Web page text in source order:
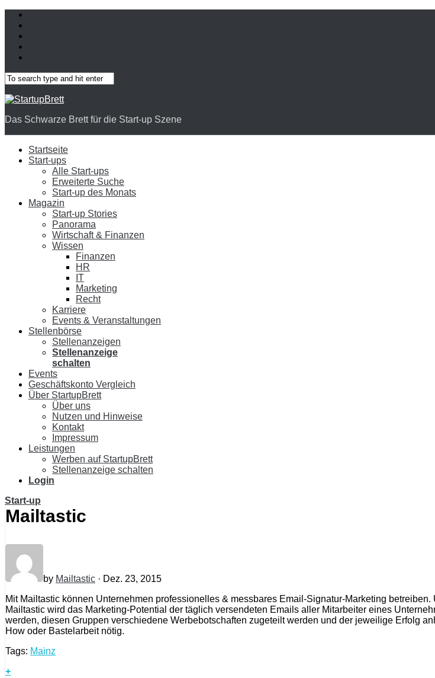
Das Schwarze Brett für die Start-up Szene
Startseite
Start-ups
Alle Start-ups
Erweiterte Suche
Start-up des Monats
Magazin
Start-up Stories
Panorama
Wirtschaft & Finanzen
Wissen
Finanzen
HR
IT
Marketing
Recht
Karriere
Events & Veranstaltungen
Stellenbörse
Stellenanzeigen
Stellenanzeige
schalten
Events
Geschäftskonto Vergleich
Über StartupBrett
Über uns
Nutzen und Hinweise
Kontakt
Impressum
Leistungen
Werben auf StartupBrett
Stellenanzeige schalten
Login
Start-up
Mailtastic
by Mailtastic · Dez. 23, 2015
Mit Mailtastic können Unternehmen professionelles & messbares Email-Signatur-Marketing
Mailtastic wird das Marketing-Potential der täglich versendeten Emails aller Mitarbeiter eines
werden, diesen Gruppen verschiedene Werbebotschaften zugeteilt werden und der jeweilige Erfolg
How oder Bastelarbeit nötig.
Tags: Mainz
+